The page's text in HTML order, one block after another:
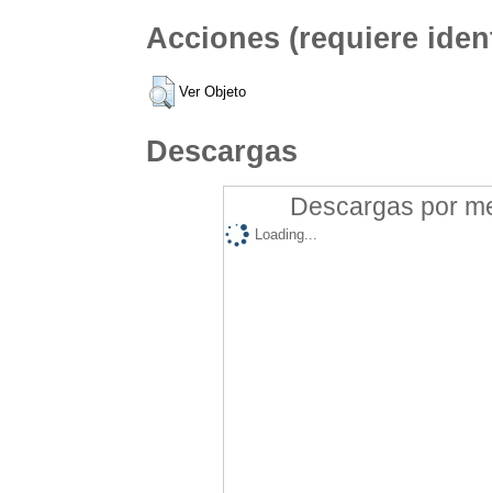
Acciones (requiere
Ver Objeto
Descargas
Descargas por
Loading...